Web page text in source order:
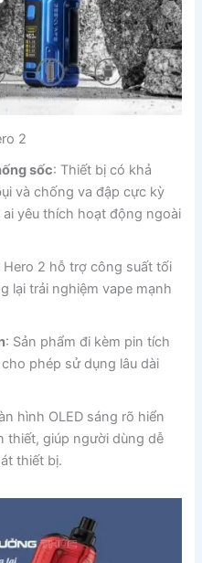
2
sốc: Thiết bị có khả
và chống va đập cực kỳ
yêu thích hoạt động ngoài
Hero 2 hỗ trợ công suất tối
lại trải nghiệm vape mạnh
: Sản phẩm đi kèm pin tích
phép sử dụng lâu dài
hình OLED sáng rõ hiển
thiết, giúp người dùng dễ
thiết bị.